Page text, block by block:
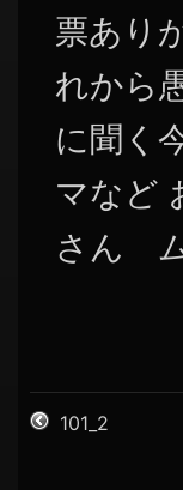
票あり
れから
に聞く
マなど
さん
101_2